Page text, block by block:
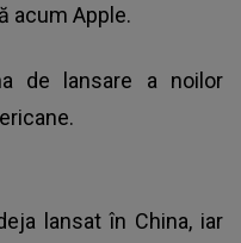
acum Apple.
de lansare a noilor
lansat în China, iar